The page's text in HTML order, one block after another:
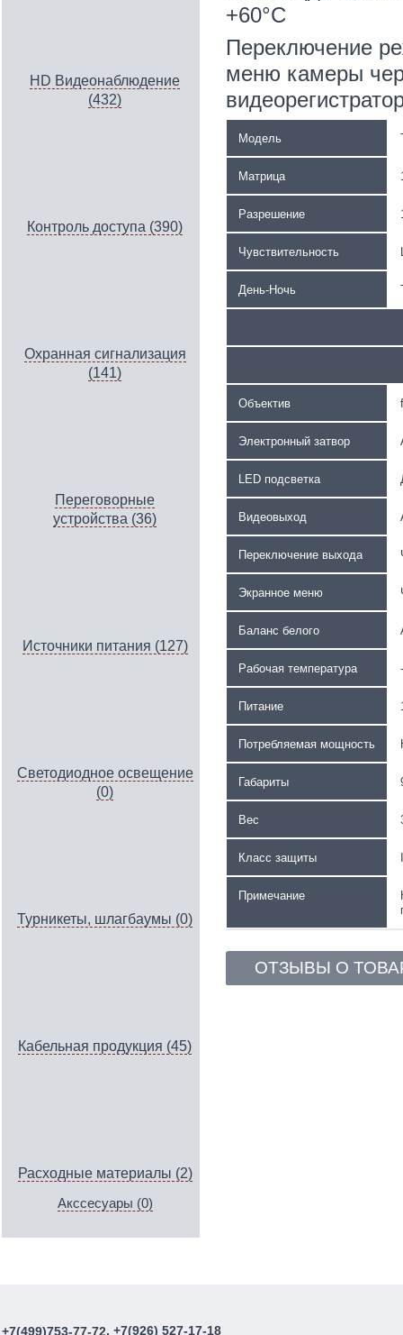
HD Видеонаблюдение
(432)
Контроль доступа (390)
Охранная сигнализация
(141)
Переговорные
устройства (36)
Источники питания (127)
Светодиодное освещение
(0)
Турникеты, шлагбаумы (0)
Кабельная продукция (45)
Расходные материалы (2)
Акссесуары (0)
+60°С
Переключение
меню камеры
Модель
Матрица
Разрешение
Чувствительность
День-Ночь
Объектив
Электронный затвор
LED подсветка
Видеовыход
Переключение выхода
Экранное меню
Баланс белого
Рабочая температура
Питание
Потребляемая мощность
Габариты
Вес
Класс защиты
Примечание
ОТЗЫВЫ О
+7(499)753-77-72, +7(926) 527-17-18